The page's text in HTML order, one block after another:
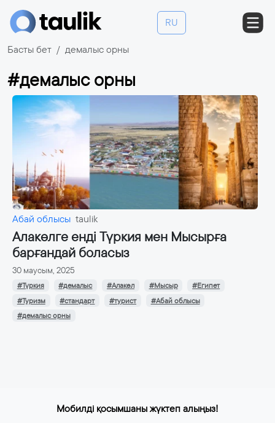
RU
Басты бет демалыс орны
#демалыс орны
Абай облысы taulik
Алакөлге енді Түркия мен Мысырға
барғандай боласыз
30 маусым, 2025
#Түркия #демалыс #Алакөл #Мысыр
#Египет
#Туризм
#стандарт #турист
#Абай облысы
#демалыс орны
Мобилді қосымшаны жүктеп алыңыз!